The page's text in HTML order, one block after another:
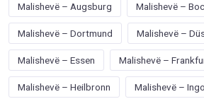
Malishevë – Augsburg Malishevë –
Malishevë – Dortmund Malishevë –
Malishevë – Essen Malishevë –
Malishevë – Heilbronn Malishevë –